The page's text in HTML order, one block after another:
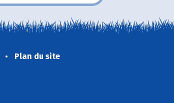
Plan du site